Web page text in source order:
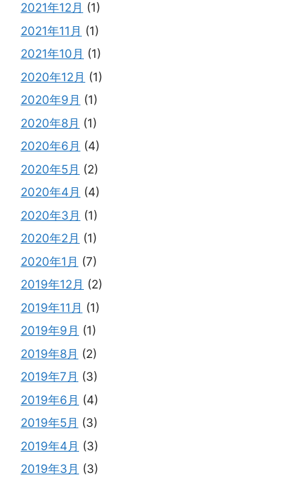
2021年12月 (1)
2021年11月 (1)
2021年10月 (1)
2020年12月 (1)
2020年9月 (1)
2020年8月 (1)
2020年6月 (4)
2020年5月 (2)
2020年4月 (4)
2020年3月 (1)
2020年2月 (1)
2020年1月 (7)
2019年12月 (2)
2019年11月 (1)
2019年9月 (1)
2019年8月 (2)
2019年7月 (3)
2019年6月 (4)
2019年5月 (3)
2019年4月 (3)
2019年3月 (3)